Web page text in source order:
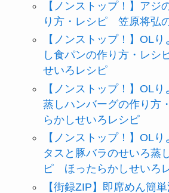
【ノンストップ！】アジ
り方・レシピ 笠原将弘
【ノンストップ！】OL
し食パンの作り方・レ
せいろレシピ
【ノンストップ！】OL
蒸しハンバーグの作り
らかしせいろレシピ
【ノンストップ！】OL
タスと豚バラのせいろ蒸
ピ ほったらかしせいろ
【街録ZIP】即席めん簡